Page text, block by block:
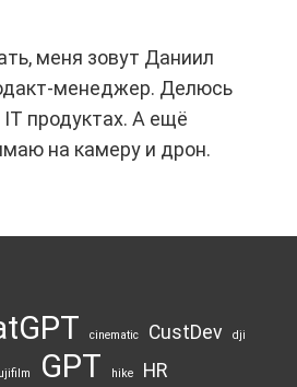
меня зовут Даниил
менеджер. Делюсь
продуктах. А ещё
на камеру и дрон.
cinematic CustDev dji
GPT hike HR